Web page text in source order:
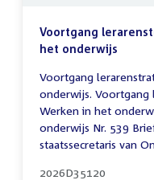
Voortgang
het onderwijs
Voortgang
onderwijs.
Werken in het
onderwijs Nr. 539
staatssecretaris van
2026D35120